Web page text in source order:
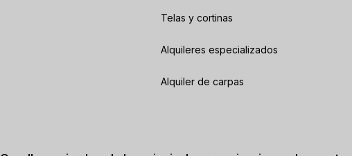
Telas y cortinas
Alquileres especializados
Alquiler de carpas